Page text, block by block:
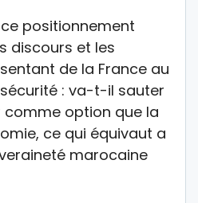
positionnement
discours et les
de la France au
: va-t-il sauter
comme option que la
ce qui équivaut a
marocaine